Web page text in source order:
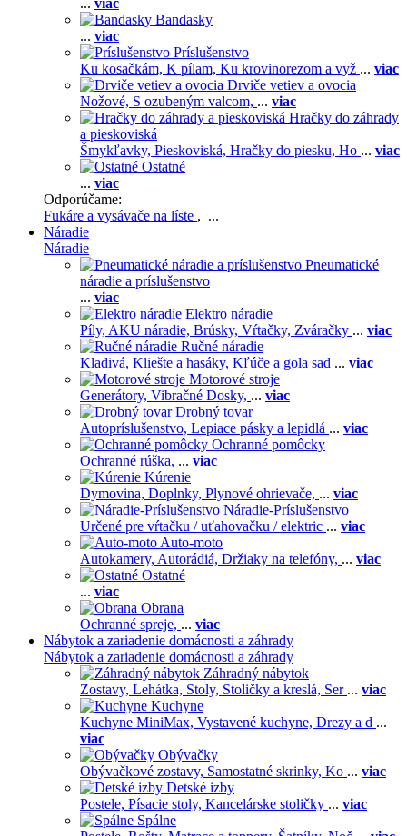
... viac
Bandasky
... viac
Príslušenstvo
Ku kosačkám, K pílam, Ku krovinorezom a vyž ... viac
Drviče vetiev a ovocia
Nožové, S ozubeným valcom, ... viac
Hračky do záhrady
a pieskoviská
Šmykľavky, Pieskoviská, Hračky do piesku, Ho ... viac
Ostatné
... viac
Odporúčame:
Fukáre a vysávače na líste , ...
Náradie
Náradie
Pneumatické
náradie a príslušenstvo
... viac
Elektro náradie
Píly, AKU náradie, Brúsky, Vŕtačky, Zváračky ... viac
Ručné náradie
Kladivá, Kliešte a hasáky, Kľúče a gola sad ... viac
Motorové stroje
Generátory, Vibračné Dosky, ... viac
Drobný tovar
Autopríslušenstvo, Lepiace pásky a lepidlá ... viac
Ochranné pomôcky
Ochranné rúška, ... viac
Kúrenie
Dymovina, Doplnky, Plynové ohrievače, ... viac
Náradie-Príslušenstvo
Určené pre vŕtačku / uťahovačku / elektric ... viac
Auto-moto
Autokamery, Autorádiá, Držiaky na telefóny, ... viac
Ostatné
... viac
Obrana
Ochranné spreje, ... viac
Nábytok a zariadenie domácnosti a záhrady
Nábytok a zariadenie domácnosti a záhrady
Záhradný nábytok
Zostavy, Lehátka, Stoly, Stoličky a kreslá, Ser ... viac
Kuchyne
Kuchyne MiniMax, Vystavené kuchyne, Drezy a d ...
viac
Obývačky
Obývačkové zostavy, Samostatné skrinky, Ko ... viac
Detské izby
Postele, Písacie stoly, Kancelárske stoličky ... viac
Spálne